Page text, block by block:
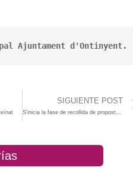
Ajuntament d'Ontinyent.
SIGUIENTE POST
S’inicia la fase de recollida de propostes, anima’t i participa!